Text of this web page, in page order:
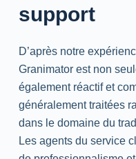
support
D’après notre
Granimator est non
également réactif et
généralement traitées
dans le domaine du
Les agents du service